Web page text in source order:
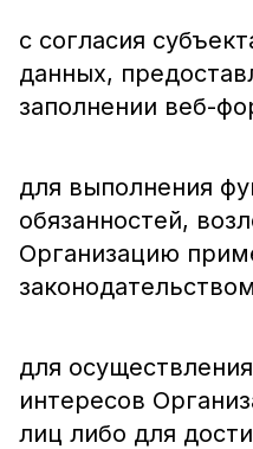
с согласия
данных,
заполнении веб-
для выполнения
обязанностей,
Организацию
для
интересов
лиц либо для